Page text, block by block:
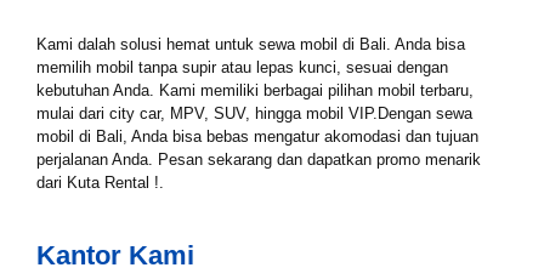
Kami dalah solusi hemat untuk sewa mobil di Bali. Anda bisa
memilih mobil tanpa supir atau lepas kunci, sesuai dengan
kebutuhan Anda. Kami memiliki berbagai pilihan mobil terbaru,
mulai dari city car, MPV, SUV, hingga mobil VIP.Dengan sewa
mobil di Bali, Anda bisa bebas mengatur akomodasi dan tujuan
perjalanan Anda. Pesan sekarang dan dapatkan promo menarik
dari Kuta Rental !.
Tgl Selesai*
Email*
Kantor Kami